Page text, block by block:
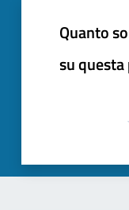
Quanto
su